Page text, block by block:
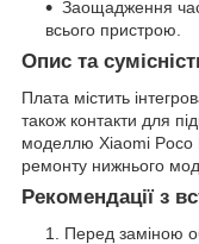
Заощадження
всього пристрою.
Опис та
Плата містить
також контакти для
моделлю Xiaomi Poco
ремонту нижнього
Рекомендації з
Перед заміною